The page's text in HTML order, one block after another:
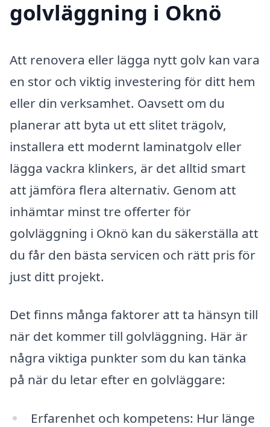
golvläggning i Oknö
Att renovera eller lägga nytt golv kan vara
en stor och viktig investering för ditt hem
eller din verksamhet. Oavsett om du
planerar att byta ut ett slitet trägolv,
installera ett modernt laminatgolv eller
lägga vackra klinkers, är det alltid smart
att jämföra flera alternativ. Genom att
inhämtar minst tre offerter för
golvläggning i Oknö kan du säkerställa att
du får den bästa servicen och rätt pris för
just ditt projekt.
Det finns många faktorer att ta hänsyn till
när det kommer till golvläggning. Här är
några viktiga punkter som du kan tänka
på när du letar efter en golvläggare:
Erfarenhet och kompetens: Hur länge